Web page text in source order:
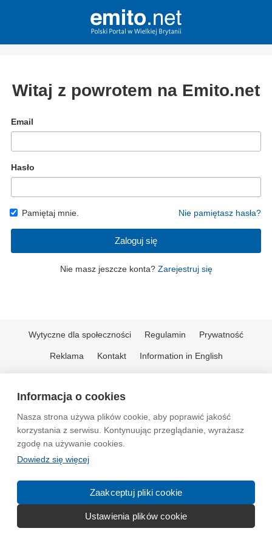
Informacja o cookies
Nasza strona używa plików cookie, aby poprawić jakość
korzystania z serwisu. Kontynuując przeglądanie, wyrażasz
zgodę na używanie cookies.
Dowiedz się więcej
Zaakceptuj pliki cookie
Ustawienia plików cookie
Witaj z powrotem na Emito.net
Email
Hasło
Pamiętaj mnie. Nie pamiętasz hasła?
Zaloguj się
Nie masz jeszcze konta? Zarejestruj się
Wytyczne dla społeczności Regulamin Prywatność
Reklama Kontakt Information in English